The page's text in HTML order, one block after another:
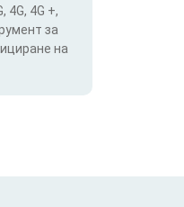
4G, 4G +,
за
на